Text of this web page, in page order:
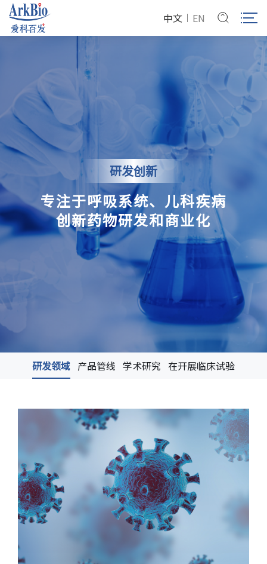
中文 EN
研发创新
专注于呼吸系统、儿科疾病
创新药物研发和商业化
研发领域 产品管线 学术研究 在开展临床试验